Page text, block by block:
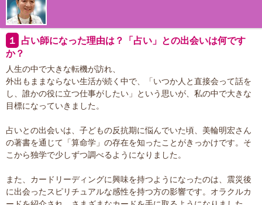
１ 占い師になった理由は？「占い」との出会いは何です
か？
人生の中で大きな転機が訪れ、
外出もままならない生活が続く中で、「いつか人と直接会って話を
し、誰かの役に立つ仕事がしたい」という思いが、私の中で大きな
目標になっていきました。
占いとの出会いは、子どもの反抗期に悩んでいた頃、美輪明宏さん
の著書を通じて「算命学」の存在を知ったことがきっかけです。そ
こから独学で少しずつ調べるようになりました。
また、カードリーディングに興味を持つようになったのは、震災後
に出会ったスピリチュアルな感性を持つ方の影響です。オラクルカ